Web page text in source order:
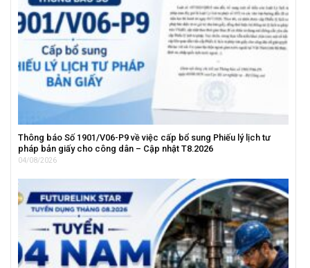
Thông báo Số 1901/V06-P9 về việc cấp bổ sung Phiếu lý lịch tư
pháp bản giấy cho công dân – Cập nhật T8.2026
04/08/2026